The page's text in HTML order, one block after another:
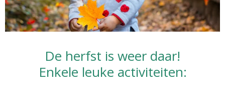
De herfst is weer daar!
Enkele leuke activiteiten: